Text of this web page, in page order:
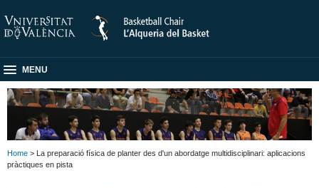
MENU
Home > La preparació física de planter des d'un abordatge multidisciplinari: aplicacions
pràctiques en pista